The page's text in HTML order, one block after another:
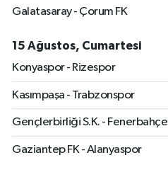
Galatasaray - Çorum FK
15 Ağustos, Cumartesi
Konyaspor - Rizespor
Kasımpaşa - Trabzonspor
Gençlerbirliği S.K. - Fenerbahçe
Gaziantep FK - Alanyaspor